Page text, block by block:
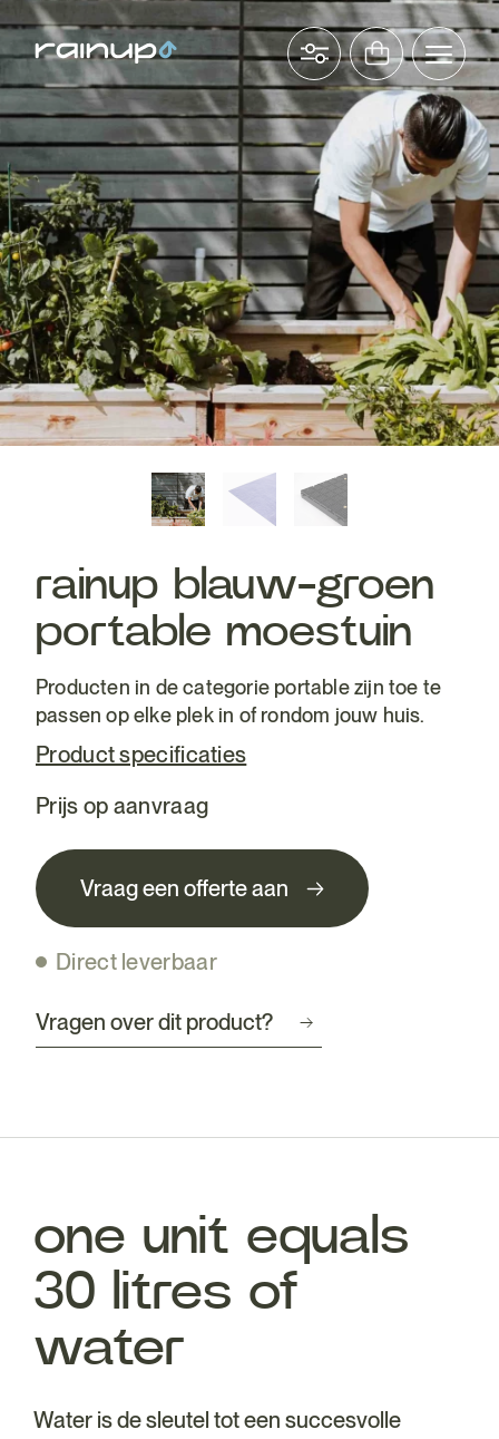
rainup blauw-groen
portable moestuin
Prijs op aanvraag
Producten in de categorie portable zijn toe te
passen op elke plek in of rondom jouw huis.
Product specificaties
Direct leverbaar
Vraag een offerte aan
Vragen over dit product?
one unit equals
30 litres of
water
Water is de sleutel tot een succesvolle